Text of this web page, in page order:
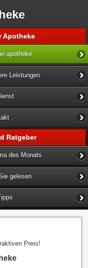
Apotheke
apotheke
Leistungen
Ratgeber
des Monats
gelesen
Preis!